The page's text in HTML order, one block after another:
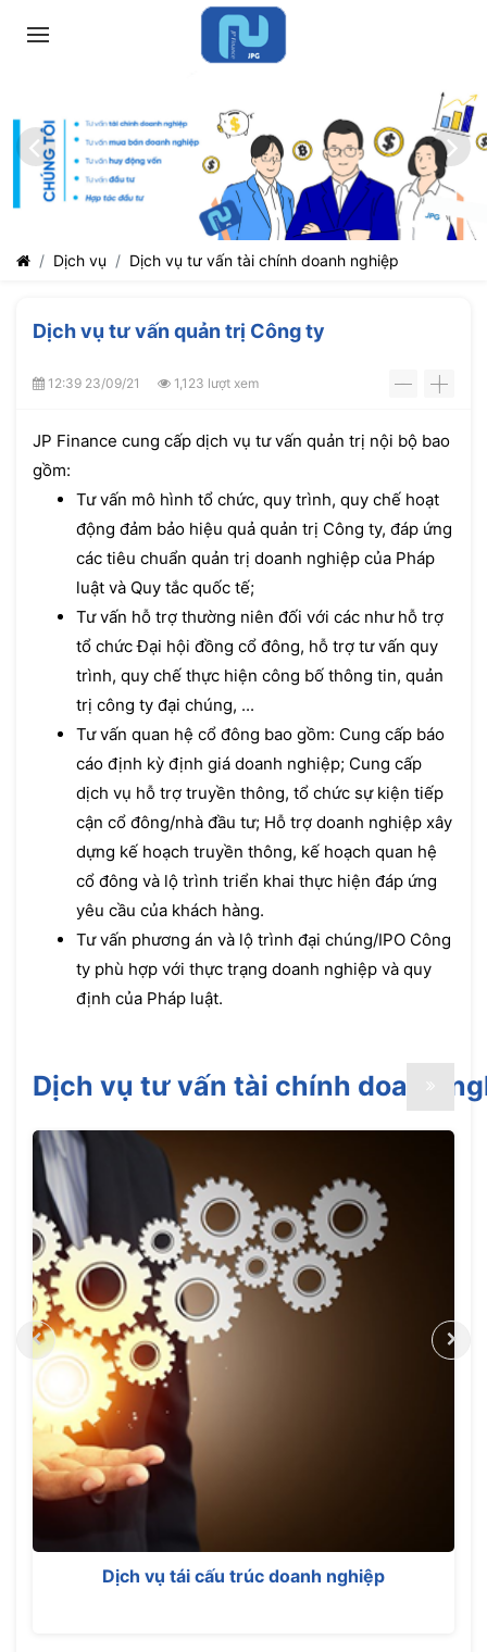
Dịch vụ Dịch vụ tư vấn tài chính doanh nghiệp
Dịch vụ tư vấn quản trị Công ty
12:39 23/09/21 1,123 lượt xem - +
JP Finance cung cấp dịch vụ tư vấn quản trị nội bộ bao
gồm:
Tư vấn mô hình tổ chức, quy trình, quy chế hoạt
động đảm bảo hiệu quả quản trị Công ty, đáp ứng
các tiêu chuẩn quản trị doanh nghiệp của Pháp
luật và Quy tắc quốc tế;
Tư vấn hỗ trợ thường niên đối với các như hỗ trợ
tổ chức Đại hội đồng cổ đông, hỗ trợ tư vấn quy
trình, quy chế thực hiện công bố thông tin, quản
trị công ty đại chúng, ...
Tư vấn quan hệ cổ đông bao gồm: Cung cấp báo
cáo định kỳ định giá doanh nghiệp; Cung cấp
dịch vụ hỗ trợ truyền thông, tổ chức sự kiện tiếp
cận cổ đông/nhà đầu tư; Hỗ trợ doanh nghiệp xây
dựng kế hoạch truyền thông, kế hoạch quan hệ
cổ đông và lộ trình triển khai thực hiện đáp ứng
yêu cầu của khách hàng.
Tư vấn phương án và lộ trình đại chúng/IPO Công
ty phù hợp với thực trạng doanh nghiệp và quy
định của Pháp luật.
Dịch vụ tư vấn tài chính doanh
Dịch vụ tái cấu trúc doanh nghiệp